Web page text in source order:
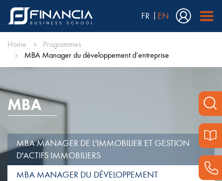
FR EN
Home
Programmes
MBA Manager du développement d’entreprise
MBA
MBA MANAGER DE L'IMMOBILIER ET GESTION
D'ACTIFS IMMOBILIERS
MBA MANAGER DU DÉVELOPPEMENT